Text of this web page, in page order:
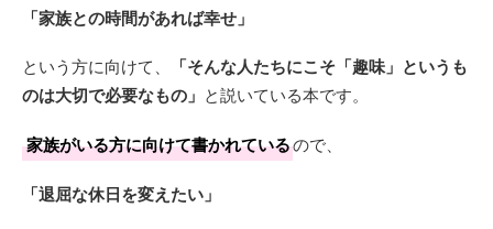
「家族との時間があれば幸せ」
という方に向けて、
「そんな人たちにこそ「趣味」というも
のは大切で必要なもの」 と説いている本です。
家族がいる方に向けて書かれているので、
「退屈な休日を変えたい」